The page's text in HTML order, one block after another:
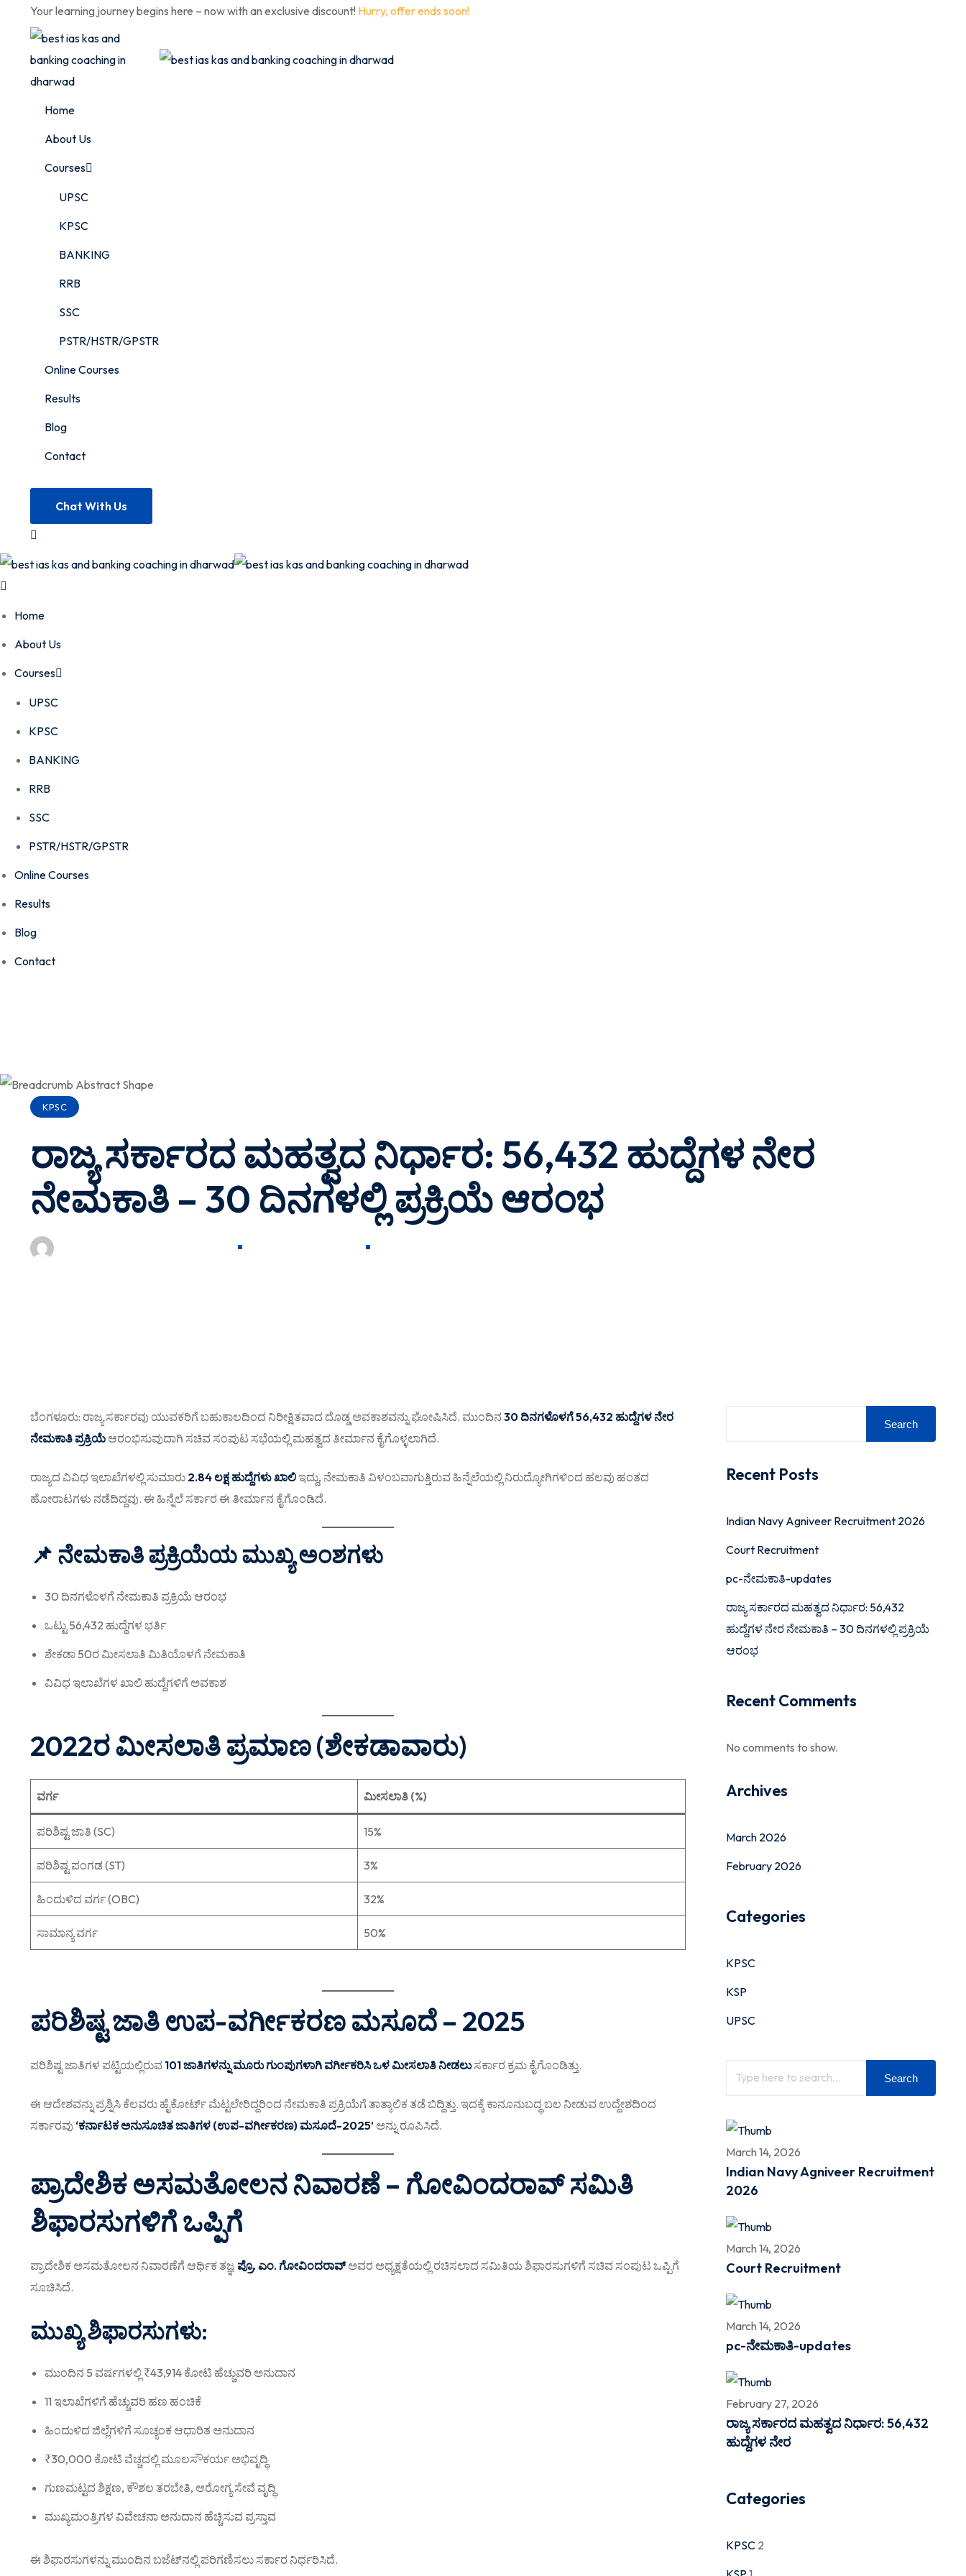
content
Your learning journey begins here – now with an exclusive discount! Hurry, offer ends soon!
Home
About Us
Courses
UPSC
KPSC
BANKING
RRB
SSC
PSTR/HSTR/GPSTR
Online Courses
Results
Blog
Contact
Chat With Us
Home
About Us
Courses
UPSC
KPSC
BANKING
RRB
SSC
PSTR/HSTR/GPSTR
Online Courses
Results
Blog
Contact
KPSC
ರಾಜ್ಯ ಸರ್ಕಾರದ ಮಹತ್ವದ ನಿರ್ಧಾರ: 56,432 ಹುದ್ದೆಗಳ ನೇರ
ನೇಮಕಾತಿ – 30 ದಿನಗಳಲ್ಲಿ ಪ್ರಕ್ರಿಯೆ ಆರಂಭ
ಬೆಂಗಳೂರು: ರಾಜ್ಯ ಸರ್ಕಾರವು ಯುವಕರಿಗೆ ಬಹುಕಾಲದಿಂದ ನಿರೀಕ್ಷಿತವಾದ ದೊಡ್ಡ ಅವಕಾಶವನ್ನು ಘೋಷಿಸಿದೆ. ಮುಂದಿನ 30 ದಿನಗಳೊಳಗೆ 56,432 ಹುದ್ದೆಗಳ ನೇರ
ನೇಮಕಾತಿ ಪ್ರಕ್ರಿಯೆ ಆರಂಭಿಸುವುದಾಗಿ ಸಚಿವ ಸಂಪುಟ ಸಭೆಯಲ್ಲಿ ಮಹತ್ವದ ತೀರ್ಮಾನ ಕೈಗೊಳ್ಳಲಾಗಿದೆ.
ರಾಜ್ಯದ ವಿವಿಧ ಇಲಾಖೆಗಳಲ್ಲಿ ಸುಮಾರು 2.84 ಲಕ್ಷ ಹುದ್ದೆಗಳು ಖಾಲಿಇದ್ದು, ನೇಮಕಾತಿ ವಿಳಂಬವಾಗುತ್ತಿರುವ ಹಿನ್ನೆಲೆಯಲ್ಲಿ ನಿರುದ್ಯೋಗಿಗಳಿಂದ ಹಲವು ಹಂತದ
ಹೋರಾಟಗಳು ನಡೆದಿದ್ದವು. ಈ ಹಿನ್ನೆಲೆ ಸರ್ಕಾರ ಈ ತೀರ್ಮಾನ ಕೈಗೊಂಡಿದೆ.
📌 ನೇಮಕಾತಿ ಪ್ರಕ್ರಿಯೆಯ ಮುಖ್ಯ ಅಂಶಗಳು
30 ದಿನಗಳೊಳಗೆ ನೇಮಕಾತಿ ಪ್ರಕ್ರಿಯೆ ಆರಂಭ
ಒಟ್ಟು 56,432 ಹುದ್ದೆಗಳ ಭರ್ತಿ
ಶೇಕಡಾ 50ರ ಮೀಸಲಾತಿ ಮಿತಿಯೊಳಗೆ ನೇಮಕಾತಿ
ವಿವಿಧ ಇಲಾಖೆಗಳ ಖಾಲಿ ಹುದ್ದೆಗಳಿಗೆ ಅವಕಾಶ
2022ರ ಮೀಸಲಾತಿ ಪ್ರಮಾಣ (ಶೇಕಡಾವಾರು)
ವರ್ಗ ಮೀಸಲಾತಿ (%)
ಪರಿಶಿಷ್ಟ ಜಾತಿ (SC) 15%
ಪರಿಶಿಷ್ಟ ಪಂಗಡ (ST) 3%
ಹಿಂದುಳಿದ ವರ್ಗ (OBC) 32%
ಸಾಮಾನ್ಯ ವರ್ಗ 50%
ಪರಿಶಿಷ್ಟ ಜಾತಿ ಉಪ-ವರ್ಗೀಕರಣ ಮಸೂದೆ – 2025
ಪರಿಶಿಷ್ಟ ಜಾತಿಗಳ ಪಟ್ಟಿಯಲ್ಲಿರುವ 101 ಜಾತಿಗಳನ್ನು ಮೂರು ಗುಂಪುಗಳಾಗಿ ವರ್ಗೀಕರಿಸಿ ಒಳ ಮೀಸಲಾತಿ ನೀಡಲುಸರ್ಕಾರ ಕ್ರಮ ಕೈಗೊಂಡಿತ್ತು.
ಈ ಆದೇಶವನ್ನು ಪ್ರಶ್ನಿಸಿ ಕೆಲವರು ಹೈಕೋರ್ಟ್ ಮೆಟ್ಟಲೇರಿದ್ದರಿಂದ ನೇಮಕಾತಿ ಪ್ರಕ್ರಿಯೆಗೆ ತಾತ್ಕಾಲಿಕ ತಡೆ ಬಿದ್ದಿತ್ತು. ಇದಕ್ಕೆ ಕಾನೂನುಬದ್ಧ ಬಲ ನೀಡುವ ಉದ್ದೇಶದಿಂದ
ಸರ್ಕಾರವು ‘ಕರ್ನಾಟಕ ಅನುಸೂಚಿತ ಜಾತಿಗಳ (ಉಪ-ವರ್ಗೀಕರಣ) ಮಸೂದೆ-2025’ ಅನ್ನು ರೂಪಿಸಿದೆ.
ಪ್ರಾದೇಶಿಕ ಅಸಮತೋಲನ ನಿವಾರಣೆ – ಗೋವಿಂದರಾವ್ ಸಮಿತಿ
ಶಿಫಾರಸುಗಳಿಗೆ ಒಪ್ಪಿಗೆ
ಪ್ರಾದೇಶಿಕ ಅಸಮತೋಲನ ನಿವಾರಣೆಗೆ ಆರ್ಥಿಕ ತಜ್ಞ ಪ್ರೊ. ಎಂ. ಗೋವಿಂದರಾವ್ಅವರ ಅಧ್ಯಕ್ಷತೆಯಲ್ಲಿ ರಚಿಸಲಾದ ಸಮಿತಿಯ ಶಿಫಾರಸುಗಳಿಗೆ ಸಚಿವ ಸಂಪುಟ ಒಪ್ಪಿಗೆ
ಸೂಚಿಸಿದೆ.
ಮುಖ್ಯ ಶಿಫಾರಸುಗಳು:
ಮುಂದಿನ 5 ವರ್ಷಗಳಲ್ಲಿ ₹43,914 ಕೋಟಿ ಹೆಚ್ಚುವರಿ ಅನುದಾನ
11 ಇಲಾಖೆಗಳಿಗೆ ಹೆಚ್ಚುವರಿ ಹಣ ಹಂಚಿಕೆ
ಹಿಂದುಳಿದ ಜಿಲ್ಲೆಗಳಿಗೆ ಸೂಚ್ಯಂಕ ಆಧಾರಿತ ಅನುದಾನ
₹30,000 ಕೋಟಿ ವೆಚ್ಚದಲ್ಲಿ ಮೂಲಸೌಕರ್ಯ ಅಭಿವೃದ್ಧಿ
ಗುಣಮಟ್ಟದ ಶಿಕ್ಷಣ, ಕೌಶಲ ತರಬೇತಿ, ಆರೋಗ್ಯ ಸೇವೆ ವೃದ್ಧಿ
ಮುಖ್ಯಮಂತ್ರಿಗಳ ವಿವೇಚನಾ ಅನುದಾನ ಹೆಚ್ಚಿಸುವ ಪ್ರಸ್ತಾವ
ಈ ಶಿಫಾರಸುಗಳನ್ನು ಮುಂದಿನ ಬಜೆಟ್‌ನಲ್ಲಿ ಪರಿಗಣಿಸಲು ಸರ್ಕಾರ ನಿರ್ಧರಿಸಿದೆ.
Search
Recent Posts
Indian Navy Agniveer Recruitment 2026
Court Recruitment
pc-ನೇಮಕಾತಿ-updates
ರಾಜ್ಯ ಸರ್ಕಾರದ ಮಹತ್ವದ ನಿರ್ಧಾರ: 56,432
ಹುದ್ದೆಗಳ ನೇರ ನೇಮಕಾತಿ – 30 ದಿನಗಳಲ್ಲಿ ಪ್ರಕ್ರಿಯೆ
ಆರಂಭ
Recent Comments
No comments to show.
Archives
March 2026
February 2026
Categories
KPSC
KSP
UPSC
Search
March 14, 2026
Indian Navy Agniveer Recruitment
2026
March 14, 2026
Court Recruitment
March 14, 2026
pc-ನೇಮಕಾತಿ-updates
February 27, 2026
ರಾಜ್ಯ ಸರ್ಕಾರದ ಮಹತ್ವದ ನಿರ್ಧಾರ: 56,432
ಹುದ್ದೆಗಳ ನೇರ
Categories
KPSC 2